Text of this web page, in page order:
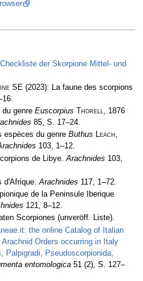
Checkliste der Skorpione Mittel- und
SE (2023): La faune des scorpions
genre Euscorpius Thorell, 1876
85, S. 17–24.
espèces du genre Buthus Leach,
103, 1­–12.
de Libye. Arachnides 103,
d'Afrique.Arachnides 117, 1–72.
de la Peninsule Iberique
121, 8–12.
Scorpiones (unveröff. Liste).
the online Catalog of Italian
Orders occurring in Italy
Palpigradi, Pseudoscorpionida,
entomologica 51 (2), S. 127–